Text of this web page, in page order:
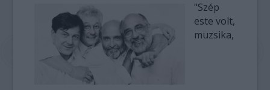
"Szép
este volt,
muzsika,